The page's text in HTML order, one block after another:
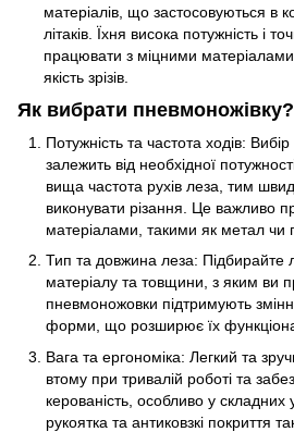
матеріалів, що застосовуються в
літаків. Їхня висока потужність і
працювати з міцними
якість зрізів.
Як вибрати пневмоножівку?
Потужність та частота ходів:
залежить від необхідної
вища частота рухів леза, тим
виконувати різання. Це важливо
матеріалами, такими як метал чи
Тип та довжина леза: Підбирайте
матеріалу та товщини, з яким ви
пневмоножовки підтримують
форми, що розширює їх
Вага та ергономіка: Легкий та
втому при тривалій роботі та
керованість, особливо у
рукоятка та антиковзкі покриття